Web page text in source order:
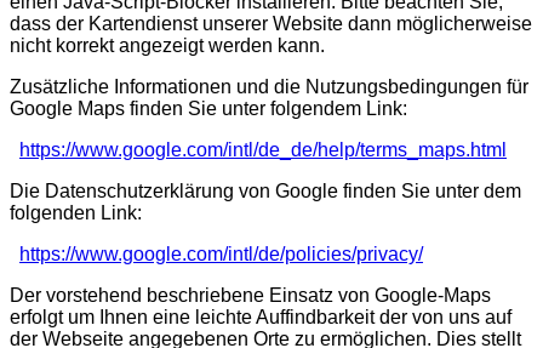
dass der Kartendienst unserer Website dann möglicherweise
nicht korrekt angezeigt werden kann.
Zusätzliche Informationen und die Nutzungsbedingungen für
Google Maps finden Sie unter folgendem Link:
https://www.google.com/intl/de_de/help/terms_maps.html
Die Datenschutzerklärung von Google finden Sie unter dem
folgenden Link:
https://www.google.com/intl/de/policies/privacy/
Der vorstehend beschriebene Einsatz von Google-Maps
erfolgt um Ihnen eine leichte Auffindbarkeit der von uns auf
der Webseite angegebenen Orte zu ermöglichen. Dies stellt